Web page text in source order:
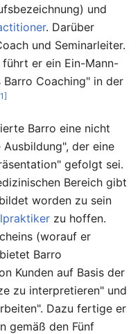
und
. Darüber
und Seminarleiter.
führt er ein Ein-Mann-
Barro Coaching" in der
Barro eine nicht
der eine
gefolgt sei.
Bereich gibt
worden zu sein
zu hoffen.
(worauf er
Barro
Kunden auf Basis der
zu interpretieren" und
Dazu fertige er
gemäß den Fünf